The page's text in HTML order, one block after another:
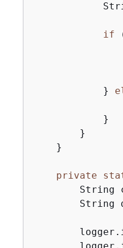
if
            }
            }
        }
    }
private
String
String